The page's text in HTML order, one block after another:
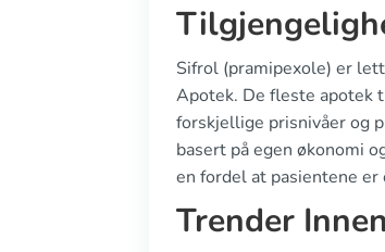
Sifrol (pramipexole) er
Apotek. De fleste apotek
forskjellige prisnivåer og
basert på egen økonomi
en fordel at pasientene
Trender